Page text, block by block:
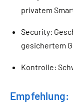
privatem
Security:
gesichertem
Kontrolle:
Empfehlung: